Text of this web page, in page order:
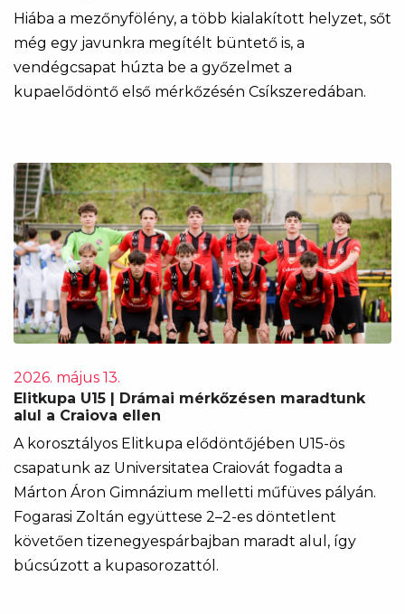
Hiába a mezőnyfölény, a több kialakított helyzet, sőt
még egy javunkra megítélt büntető is, a
vendégcsapat húzta be a győzelmet a
kupaelődöntő első mérkőzésén Csíkszeredában.
2026. május 13.
Elitkupa U15 | Drámai mérkőzésen maradtunk
alul a Craiova ellen
A korosztályos Elitkupa elődöntőjében U15-ös
csapatunk az Universitatea Craiovát fogadta a
Márton Áron Gimnázium melletti műfüves pályán.
Fogarasi Zoltán együttese 2–2-es döntetlent
követően tizenegyespárbajban maradt alul, így
búcsúzott a kupasorozattól.